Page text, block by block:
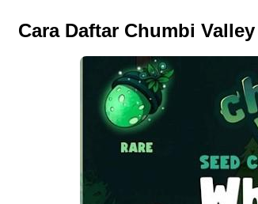
Cara Daftar Chumbi Valley